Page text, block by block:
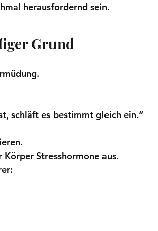
herausfordernd sein.
Grund
schläft es bestimmt gleich ein.“
Stresshormone aus.